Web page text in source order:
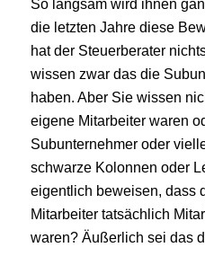
So langsam wird ihnen
die letzten Jahre diese
hat der Steuerberater
wissen zwar das die
haben. Aber Sie wissen
eigene Mitarbeiter waren
Subunternehmer oder
schwarze Kolonnen oder
eigentlich beweisen, dass
Mitarbeiter tatsächlich
waren? Äußerlich sei das